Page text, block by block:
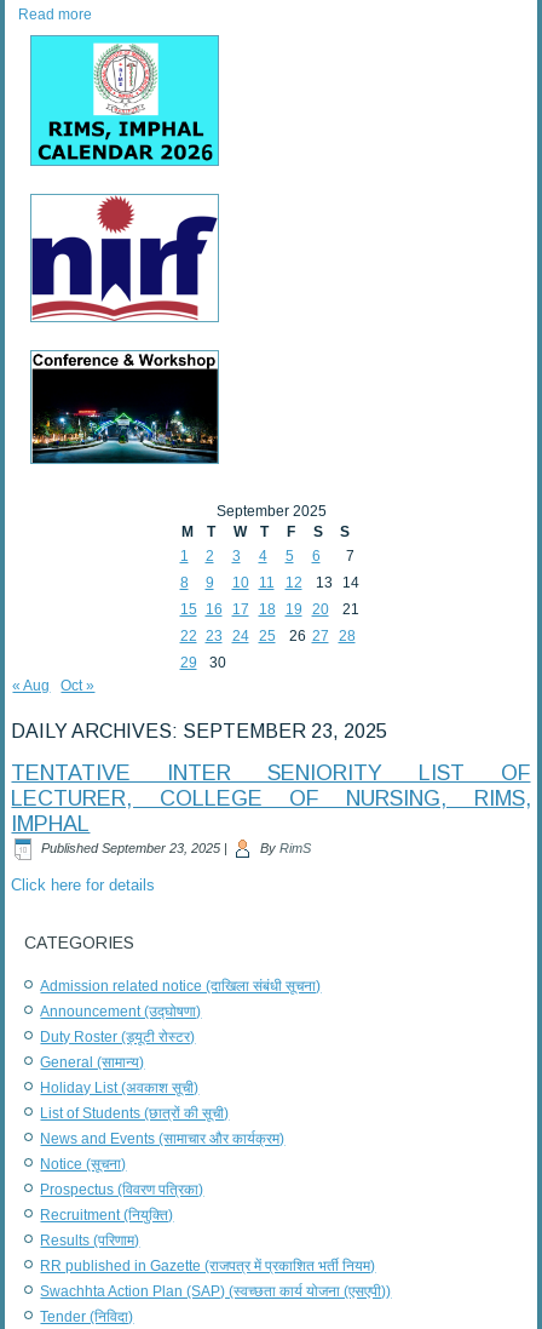
Read more
September 2025
M
T W T F S
S
1
2 3 4 5 6
7
8
9 10 11 12 13
14
15
16 17 18 19 20
21
22 23 24 25 26 27
28
29
30
« Aug
Oct »
DAILY ARCHIVES: SEPTEMBER 23, 2025
TENTATIVE INTER SENIORITY LIST OF
LECTURER, COLLEGE OF NURSING, RIMS,
IMPHAL
Published September 23, 2025 | By RimS
Click here for details
CATEGORIES
Admission related notice (दाखिला संबंधी सूचना)
Announcement (उद्घोषणा)
Duty Roster (ड्यूटी रोस्टर)
General (सामान्य)
Holiday List (अवकाश सूची)
List of Students (छात्रों की सूची)
News and Events (सामाचार और कार्यक्रम)
Notice (सूचना)
Prospectus (विवरण पत्रिका)
Recruitment (नियुक्ति)
Results (परिणाम)
RR published in Gazette (राजपत्र में प्रकाशित भर्ती नियम)
Swachhta Action Plan (SAP) (स्वच्छता कार्य योजना (एसएपी))
Tender (निविदा)